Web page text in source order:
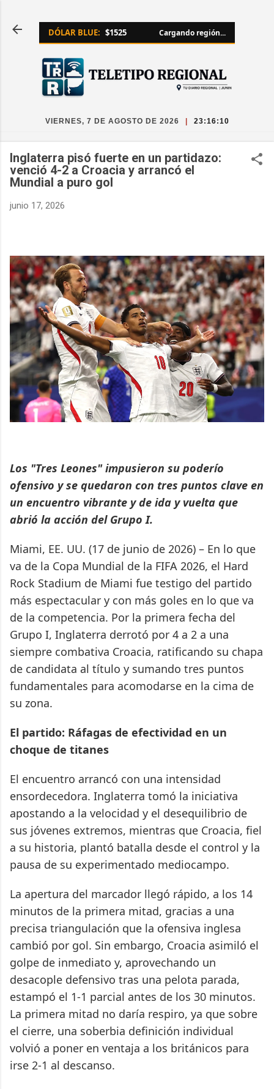
DÓLAR BLUE: $1525 Cargando región...
VIERNES, 7 DE AGOSTO DE 2026 23:16:10
Inglaterra pisó fuerte en un partidazo:
venció 4-2 a Croacia y arrancó el
Mundial a puro gol
junio 17, 2026
Los "Tres Leones" impusieron su poderío
ofensivo y se quedaron con tres puntos clave en
un encuentro vibrante y de ida y vuelta que
abrió la acción del Grupo I.
Miami, EE. UU. (17 de junio de 2026) – En lo que
va de la Copa Mundial de la FIFA 2026, el Hard
Rock Stadium de Miami fue testigo del partido
más espectacular y con más goles en lo que va
de la competencia. Por la primera fecha del
Grupo I, Inglaterra derrotó por 4 a 2 a una
siempre combativa Croacia, ratificando su chapa
de candidata al título y sumando tres puntos
fundamentales para acomodarse en la cima de
su zona.
El partido: Ráfagas de efectividad en un
choque de titanes
El encuentro arrancó con una intensidad
ensordecedora. Inglaterra tomó la iniciativa
apostando a la velocidad y el desequilibrio de
sus jóvenes extremos, mientras que Croacia, fiel
a su historia, plantó batalla desde el control y la
pausa de su experimentado mediocampo.
La apertura del marcador llegó rápido, a los 14
minutos de la primera mitad, gracias a una
precisa triangulación que la ofensiva inglesa
cambió por gol. Sin embargo, Croacia asimiló el
golpe de inmediato y, aprovechando un
desacople defensivo tras una pelota parada,
estampó el 1-1 parcial antes de los 30 minutos.
La primera mitad no daría respiro, ya que sobre
el cierre, una soberbia definición individual
volvió a poner en ventaja a los británicos para
irse 2-1 al descanso.